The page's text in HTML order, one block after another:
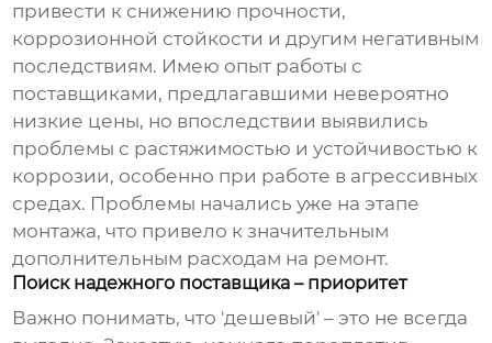
привести к снижению прочности,
коррозионной стойкости и другим негативным
последствиям. Имею опыт работы с
поставщиками, предлагавшими невероятно
низкие цены, но впоследствии выявились
проблемы с растяжимостью и устойчивостью к
коррозии, особенно при работе в агрессивных
средах. Проблемы начались уже на этапе
монтажа, что привело к значительным
дополнительным расходам на ремонт.
Поиск надежного поставщика – приоритет
Важно понимать, что 'дешевый' – это не всегда